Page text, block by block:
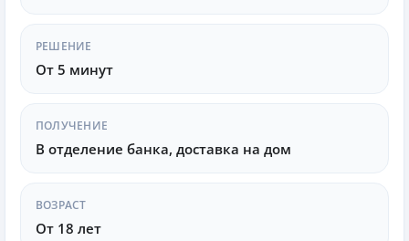
Альфа-Банк использует современные технологии
защиты:
3D-Secure
SMS.
РЕШЕНИЕ
От 5 минут
ПОЛУЧЕНИЕ
В отделение банка, доставка на дом
ВОЗРАСТ
От 18 лет